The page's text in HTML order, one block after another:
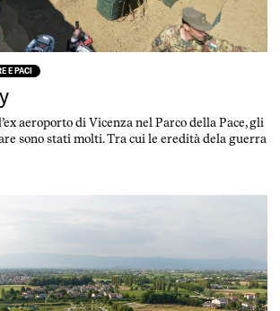
E PACI
aeroporto di Vicenza nel Parco della Pace, gli
sono stati molti. Tra cui le eredità dela guerra